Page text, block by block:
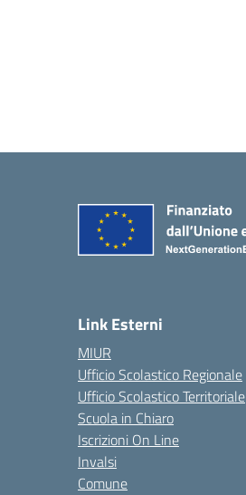
Link Esterni
MIUR
Ufficio Scolastico Regionale
Ufficio Scolastico Territoriale
Scuola in Chiaro
Iscrizioni On Line
Invalsi
Comune